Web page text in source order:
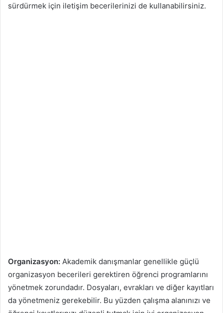
sürdürmek için iletişim becerilerinizi de kullanabilirsiniz.
Organizasyon: Akademik danışmanlar genellikle güçlü
organizasyon becerileri gerektiren öğrenci programlarını
yönetmek zorundadır. Dosyaları, evrakları ve diğer kayıtları
da yönetmeniz gerekebilir. Bu yüzden çalışma alanınızı ve